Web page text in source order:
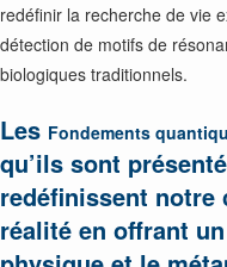
redéfinir la recherche de vie
détection de motifs de
biologiques traditionnels.
Les Fondements
qu’ils sont
redéfinissent notre
réalité en offrant